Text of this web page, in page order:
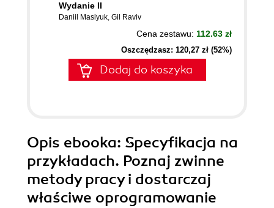
Wydanie II
Daniil Maslyuk, Gil Raviv
Cena zestawu: 112.63 zł
Oszczędzasz: 120,27 zł (52%)
Dodaj do koszyka
Opis ebooka: Specyfikacja na
przykładach. Poznaj zwinne
metody pracy i dostarczaj
właściwe oprogramowanie